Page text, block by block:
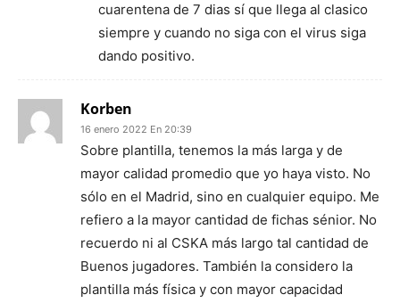
cuarentena de 7 dias sí que llega al clasico
siempre y cuando no siga con el virus siga
dando positivo.
Korben
16 enero 2022 En 20:39
Sobre plantilla, tenemos la más larga y de
mayor calidad promedio que yo haya visto. No
sólo en el Madrid, sino en cualquier equipo. Me
refiero a la mayor cantidad de fichas sénior. No
recuerdo ni al CSKA más largo tal cantidad de
Buenos jugadores. También la considero la
plantilla más física y con mayor capacidad